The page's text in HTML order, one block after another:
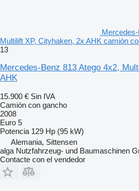
Multilift XP, Cityhaken, 2x AHK camión
13
Mercedes-Benz 813 Atego 4x2,
AHK
15.900 € Sin IVA
Camión con gancho
2008
Euro 5
Potencia 129 Hp (95 kW)
Alemania, Sittensen
alga Nutzfahrzeug- und Baumaschinen
Contacte con el vendedor